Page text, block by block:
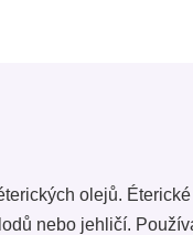
olejů.
nebo jehličí.